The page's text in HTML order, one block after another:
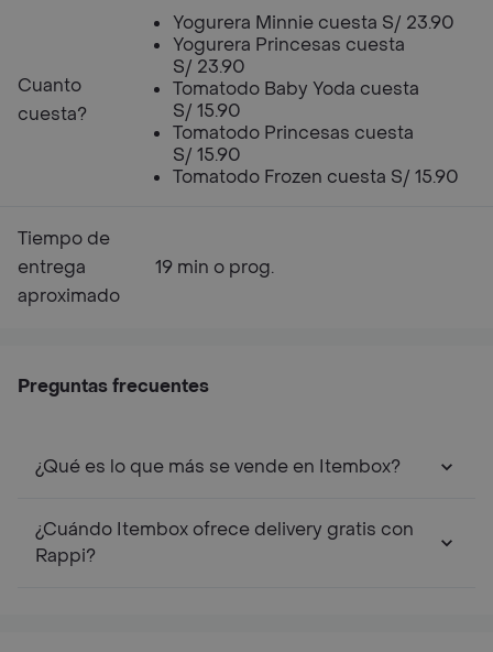
Cuanto
cuesta?
Yogurera Minnie cuesta S/ 23.90
Yogurera Princesas cuesta
S/ 23.90
Tomatodo Baby Yoda cuesta
S/ 15.90
Tomatodo Princesas cuesta
S/ 15.90
Tomatodo Frozen cuesta S/ 15.90
Tiempo de
entrega
aproximado
19 min o prog.
Preguntas frecuentes
¿Qué es lo que más se vende en Itembox?
¿Cuándo Itembox ofrece delivery gratis con
Rappi?